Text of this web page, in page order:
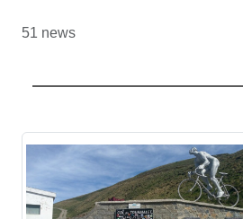
51 news